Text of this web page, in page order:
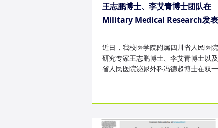
王志鹏博士、李艾青博士团队在
Military Medical Research发
近日，我校医学院附属四川省人民医
研究专家王志鹏博士、李艾青博士以
省人民医院泌尿外科冯德超博士在双